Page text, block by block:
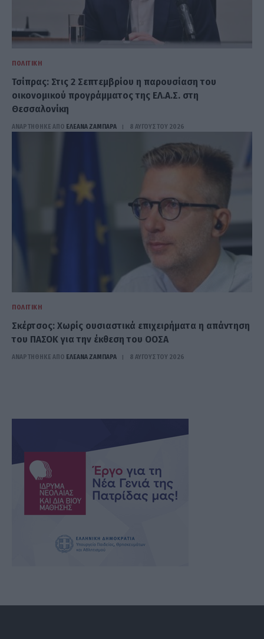
ΠΟΛΙΤΙΚΉ
Τσίπρας: Στις 2 Σεπτεμβρίου η παρουσίαση του
οικονομικού προγράμματος της ΕΛ.Α.Σ. στη
Θεσσαλονίκη
ΑΝΑΡΤΗΘΗΚΕ ΑΠΟ ΕΛΕΑΝΑ ΖΑΜΠΑΡΑ 8 ΑΥΓΟΎΣΤΟΥ 2026
ΠΟΛΙΤΙΚΉ
Σκέρτσος: Χωρίς ουσιαστικά επιχειρήματα η απάντηση
του ΠΑΣΟΚ για την έκθεση του ΟΟΣΑ
ΑΝΑΡΤΗΘΗΚΕ ΑΠΟ ΕΛΕΑΝΑ ΖΑΜΠΑΡΑ 8 ΑΥΓΟΎΣΤΟΥ 2026